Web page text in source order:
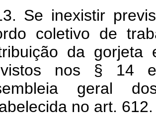
Se inexistir
coletivo de
da gorjeta
nos § 14
geral
no art. 612.